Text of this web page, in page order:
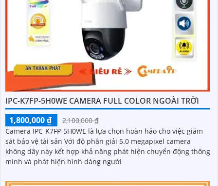
IPC-K7FP-5H0WE CAMERA FULL COLOR NGOÀI TRỜI
1,800,000 ₫
2,100,000 ₫
Camera IPC-K7FP-5H0WE là lựa chọn hoàn hảo cho việc giám
sát bảo vệ tài sản Với độ phân giải 5.0 megapixel camera
không dây này kết hợp khả năng phát hiện chuyển động thông
minh và phát hiện hình dáng người